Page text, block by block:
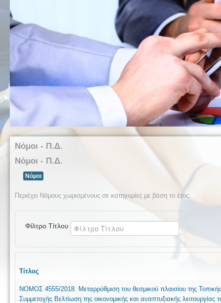
Νόμοι - Π.Δ.
Νόμοι - Π.Δ.
Νόμοι
Περιέχει Νόμους χωρισμένους σε κατηγορίες με βάση το έτος.
Φίλτρο Τίτλου
Τίτλος
NOMOΣ 4555/2018. Μεταρρύθμιση του θεσμικού πλαισίου της
Συμμετοχής Βελτίωση της οικονομικής και αναπτυξιακής